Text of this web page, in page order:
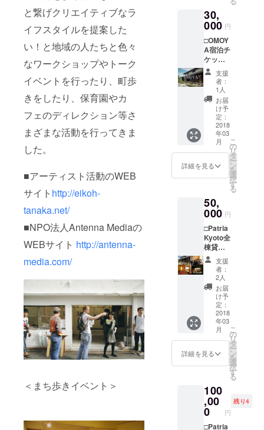
と繋げクリエイティブなラ
イフスタイルを提案した
い！と地域の人たちと色々
なワークショップやトーク
イベントを行ったり、町歩
きをしたり、保育園やカ
フェのディレクション等さ
まざまな活動を行ってきま
した。
■アーティスト活動のWEB
サイト http://eikoh-
tanaka.net/
■NPO法人Antenna Mediaの
WEBサイト http://antenna-
media.com/
＜まち歩きイベント＞
したら
ご相談
い）
サイク
ル材を
使用し
たテー
ブルで
す。 ＊
古材の
ため、
材質は
一つひ
とつ異
なりま
す。 ＊
送料は
別途頂
戴致し
ます。
の取付
はご自
身で行
なって
いただ
きま
す。 ＊
サイ
ズ：約
60×120
cm 高
さ：約
73cm
（サイ
ズのご
希望が
ありま
い）
30,
000 円
□OMOY
A宿泊チ
ケット×
２（４
名ま
で）(＊)
□トート
バッグ
□ポスト
カード
□お礼の
メッ
セージ -
-----------
-----------
-----------
＊2枚の
チケッ
トは１
泊ずつ
でもご
利用可
能で
す。
支援
者：
1人
お届
け予
定：
2018
年03
月
詳細を見る
こ
の
リ
タ
ー
ン
を
選
択
す
る
50,
000 円
□Patria
Kyoto全
棟貸切
チケッ
ト×１
(＊) □田
中英行
と行く
亀岡ス
ペシャ
ルツ
アー(＊)
□トート
バッグ
□ポスト
カード
メッ
セージ -
-----------
-----------
-----------
支援
者：
2人
お届
け予
定：
2018
年03
月
詳細を見る
こ
の
リ
タ
ー
ン
を
選
択
す
る
100
,00
0 円
残り4
□Patria